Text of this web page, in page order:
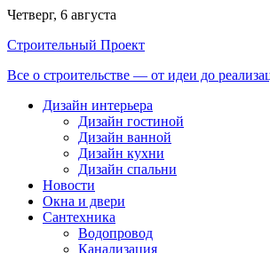
Перейти
содержимому
Четверг, 6 августа
Строительный Проект
Все о строительстве — от идеи до
Дизайн интерьера
Дизайн гостиной
Дизайн ванной
Дизайн кухни
Дизайн спальни
Новости
Окна и двери
Сантехника
Водопровод
Канализация